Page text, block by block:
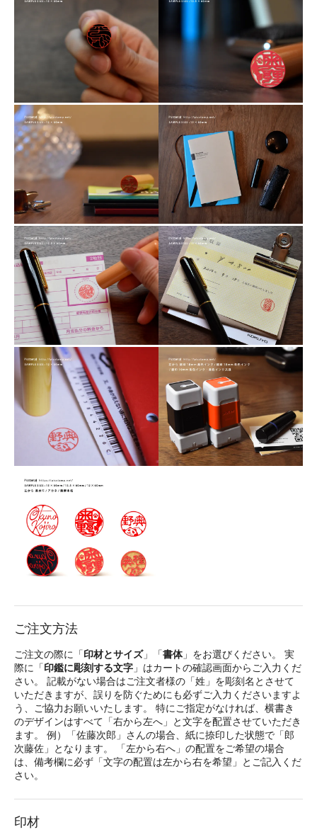
ご注文方法
ご注文の際に「印材とサイズ」「書体」をお選びください。 実
際に「印鑑に彫刻する文字 」はカートの確認画面からご入力くだ
さい。 記載がない場合はご注文者様の「姓」を彫刻名とさせて
いただきますが、誤りを防ぐためにも必ずご入力くださいますよ
う、ご協力お願いいたします。 特にご指定がなければ、横書き
のデザインはすべて「右から左へ」と文字を配置させていただき
ます。 例）「佐藤次郎」さんの場合、紙に捺印した状態で「郎
次藤佐」となります。 「左から右へ」の配置をご希望の場合
は、備考欄に必ず「文字の配置は左から右を希望」とご記入くだ
さい。
印材